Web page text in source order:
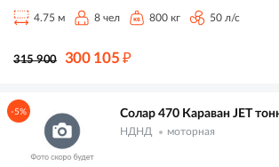
4.75 м 8 чел 800 кг 50 л/с
315 900 300 105₽
-5% Солар 470 Караван JET
НДНД моторная